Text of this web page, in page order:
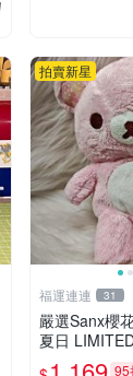
拍賣新星
福運連連 31
嚴選Sanx櫻
夏日
色毛絨熊，95